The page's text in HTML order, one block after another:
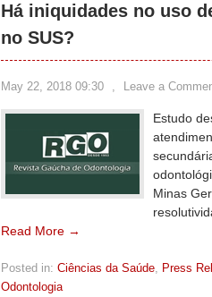
Há iniquidades no uso
no SUS?
May 22, 2018 09:30 , Leave a
Estudo
Minas
Read More →
Posted in: Ciências da Saúde, Press
Odontologia